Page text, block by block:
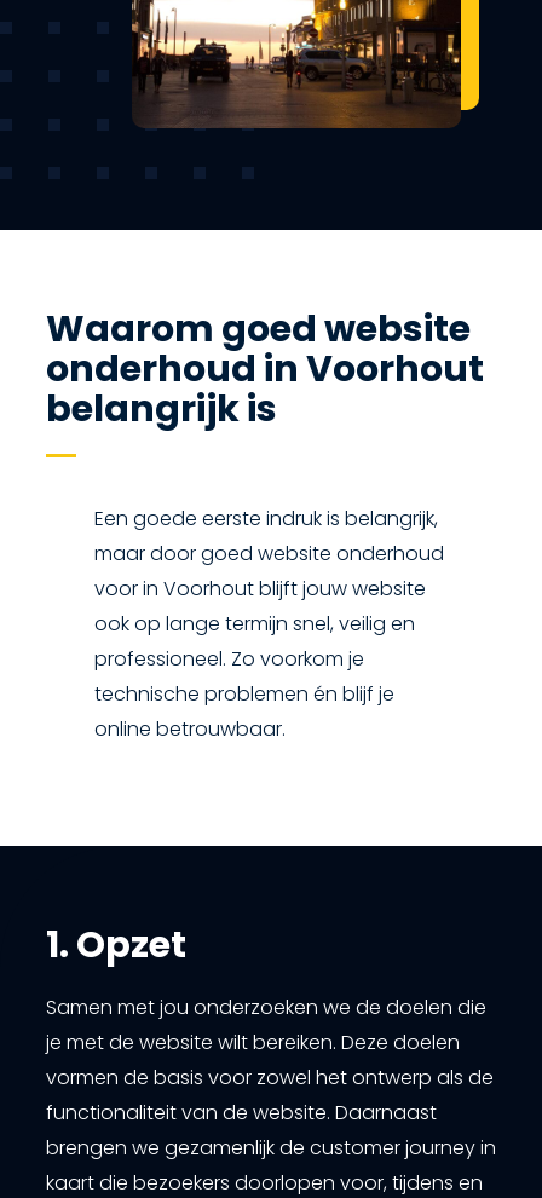
Waarom goed website
onderhoud in Voorhout
belangrijk is
Een goede eerste indruk is belangrijk,
maar door goed website onderhoud
voor in Voorhout blijft jouw website
ook op lange termijn snel, veilig en
professioneel. Zo voorkom je
technische problemen én blijf je
online betrouwbaar.
1. Opzet
Samen met jou onderzoeken we de doelen die
je met de website wilt bereiken. Deze doelen
vormen de basis voor zowel het ontwerp als de
functionaliteit van de website. Daarnaast
brengen we gezamenlijk de customer journey in
kaart die bezoekers doorlopen voor, tijdens en